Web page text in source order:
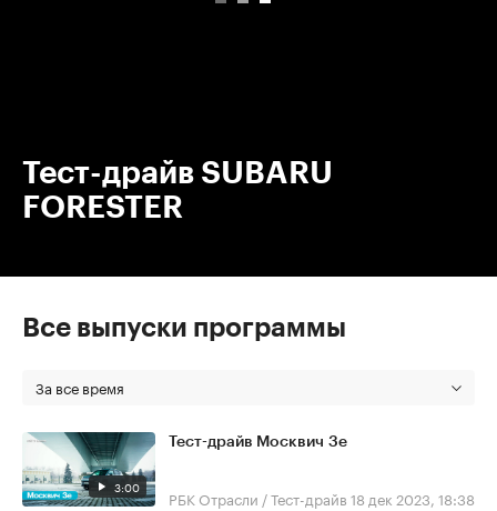
Тест-драйв SUBARU
FORESTER
Все выпуски программы
За все время
3:00
Тест-драйв Москвич 3е
РБК Отрасли / Тест-драйв 18 дек 2023, 18:38